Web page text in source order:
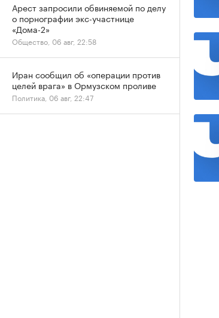
Арест запросили обвиняемой по делу
о порнографии экс-участнице
«Дома-2»
Общество, 06 авг, 22:58
Иран сообщил об «операции против
целей врага» в Ормузском проливе
Политика, 06 авг, 22:47